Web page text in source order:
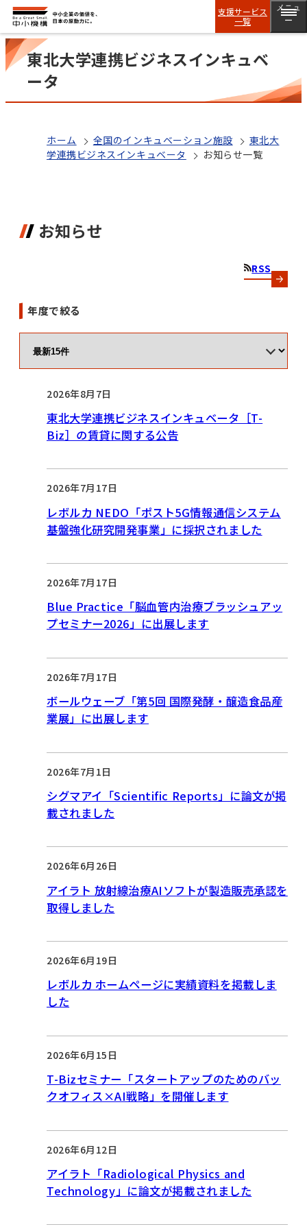
支援サービス
一覧
メニュ
ー
東北大学連携ビジネスインキュベ
ータ
ホーム 全国のインキュベーション施設
東北大
学連携ビジネスインキュベータ
お知らせ一覧
お知らせ
RSS
年度で絞る
2026年8月7日
東北大学連携ビジネスインキュベータ［T-
Biz］の賃貸に関する公告
2026年7月17日
レボルカ NEDO「ポスト5G情報通信システム
基盤強化研究開発事業」に採択されました
2026年7月17日
Blue Practice「脳血管内治療ブラッシュアッ
プセミナー2026」に出展します
2026年7月17日
ボールウェーブ「第5回 国際発酵・醸造食品産
業展」に出展します
2026年7月1日
シグマアイ「Scientific Reports」に論文が掲
載されました
2026年6月26日
アイラト 放射線治療AIソフトが製造販売承認を
取得しました
2026年6月19日
レボルカ ホームページに実績資料を掲載しま
した
2026年6月15日
T-Bizセミナー「スタートアップのためのバッ
クオフィス×AI戦略」を開催します
2026年6月12日
アイラト「Radiological Physics and
Technology」に論文が掲載されました